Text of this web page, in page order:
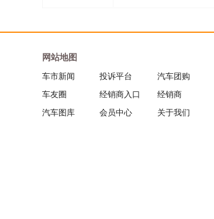
网站地图
车市新闻 投诉平台 汽车团购
车友圈
经销商入口 经销商
汽车图库
会员中心 关于我们